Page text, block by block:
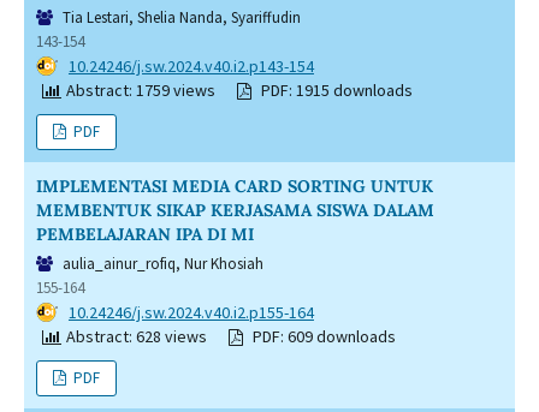
Tia Lestari, Shelia Nanda, Syariffudin
143-154
DOI: 10.24246/j.sw.2024.v40.i2.p143-154
Abstract: 1759 views
PDF: 1915 downloads
PDF
IMPLEMENTASI MEDIA CARD SORTING UNTUK
MEMBENTUK SIKAP KERJASAMA SISWA DALAM
PEMBELAJARAN IPA DI MI
aulia_ainur_rofiq, Nur Khosiah
155-164
DOI: 10.24246/j.sw.2024.v40.i2.p155-164
Abstract: 628 views
PDF: 609 downloads
PDF